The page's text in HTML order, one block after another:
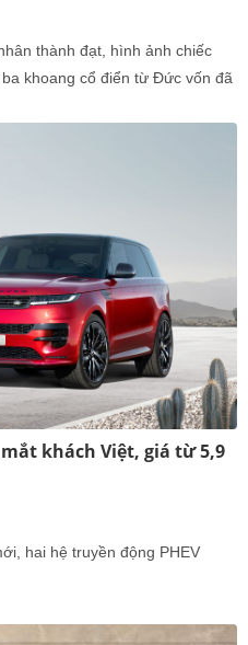
thành đạt, hình ảnh chiếc
khoang cổ điển từ Đức vốn đã
mắt khách Việt, giá từ 5,9
hai hệ truyền động PHEV